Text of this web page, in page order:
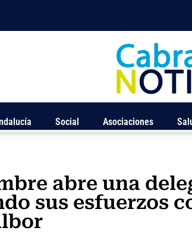
Social Asociaciones
abre una
sus esfuerzos